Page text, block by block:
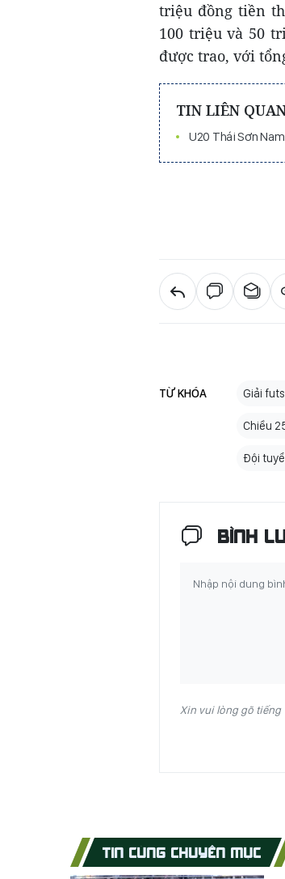
triệu đồng tiền
100 triệu và 50
được trao, với
TIN LIÊN
U20 Thái Sơn
TỪ KHÓA Giải
Chiều
Đội
BÌNH
Xin vui lòng gõ tiếng
TIN CÙNG CHUYÊN MỤC